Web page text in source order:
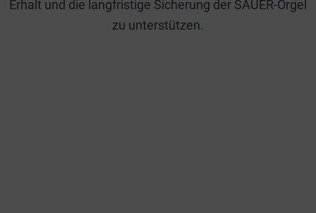
Erhalt und die langfristige Sicherung der SAUER-Orgel
zu unterstützen.